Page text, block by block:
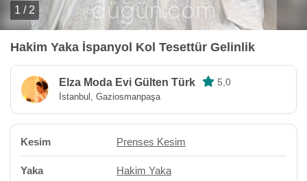
1 / 2
Hakim Yaka İspanyol Kol Tesettür Gelinlik
Elza Moda Evi Gülten Türk 5,0
İstanbul, Gaziosmanpaşa
Kesim Prenses Kesim
Yaka Hakim Yaka